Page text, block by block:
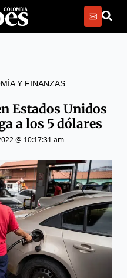
Y FINANZAS
Estados Unidos
a los 5 dólares
@ 10:17:31 am